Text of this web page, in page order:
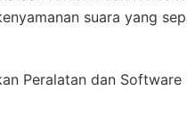
suara yang
Peralatan dan